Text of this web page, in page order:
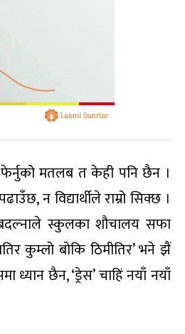
फेर्नुको मतलब त केही पनि छैन ।
न विद्यार्थीले राम्रो सिक्छ ।
स्कुलका शौचालय सफा
कुम्लो बोकि ठिमीतिर’ भने झैं
ध्यान छैन, ‘ड्रेस’ चाहिं नयाँ नयाँ